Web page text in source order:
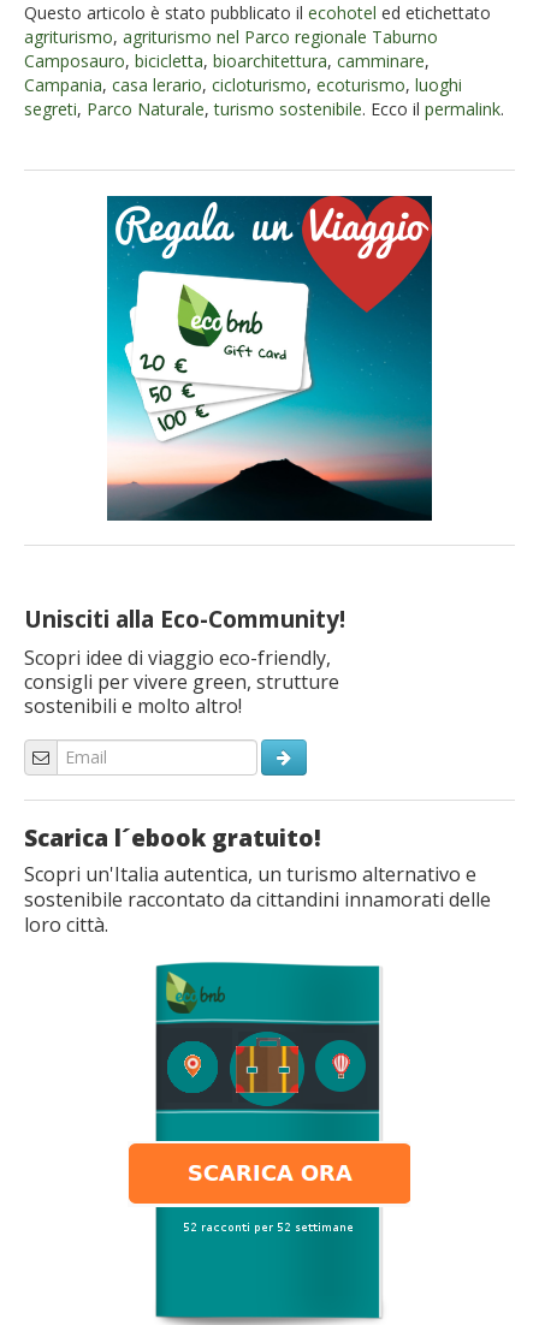
Questo articolo è stato pubblicato il ecohotel ed etichettato
agriturismo, agriturismo nel Parco regionale Taburno
Camposauro, bicicletta, bioarchitettura, camminare,
Campania, casa lerario, cicloturismo, ecoturismo, luoghi
segreti, Parco Naturale,turismo sostenibile. Ecco il permalink.
Unisciti alla Eco-Community!
Scopri idee di viaggio eco-friendly,
consigli per vivere green, strutture
sostenibili e molto altro!
Scarica l´ebook gratuito!
Scopri un'Italia autentica, un turismo alternativo e
sostenibile raccontato da cittandini innamorati delle
loro città.